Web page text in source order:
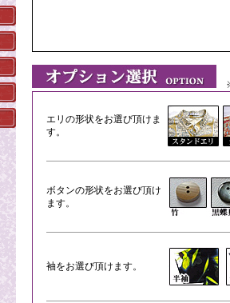
※
エリの形状をお選び頂けま
す。
ボタンの形状をお選び頂け
ます。
袖をお選び頂けます。